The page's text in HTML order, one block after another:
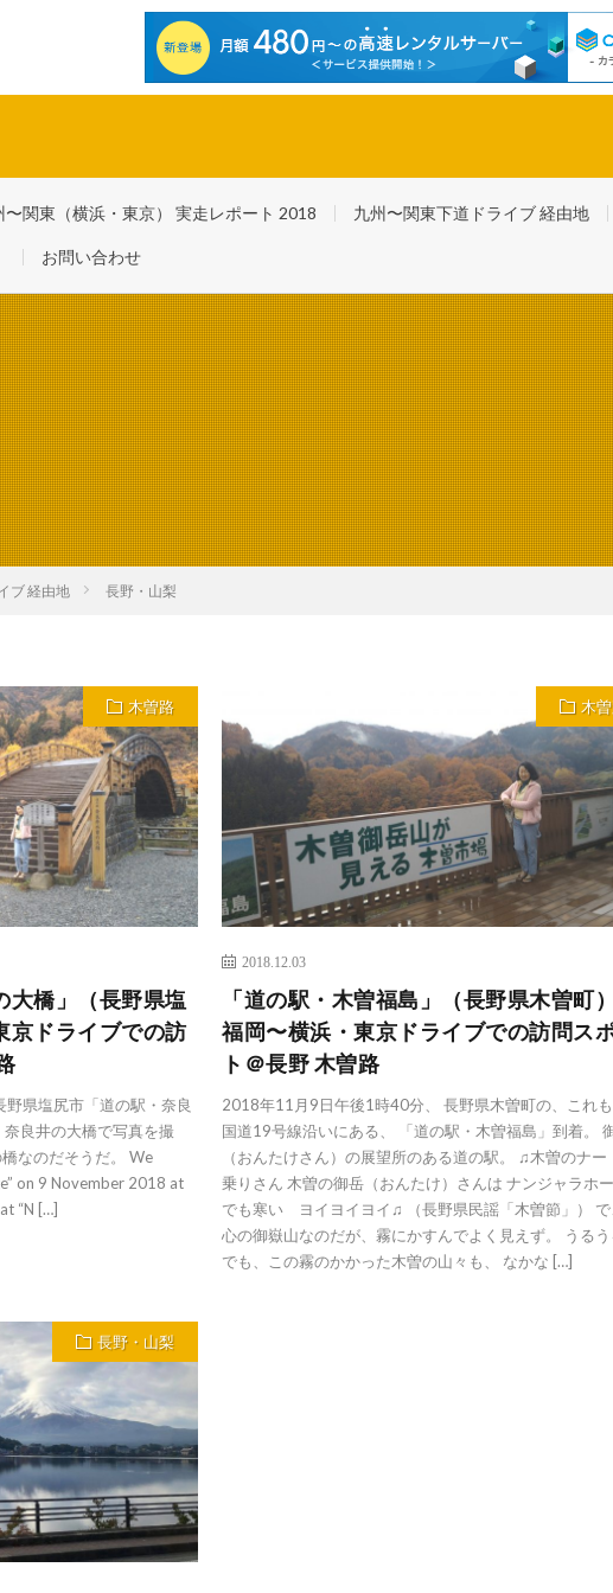
関東（横浜・東京） 実走レポート 2018 九州〜関東下道ドライブ 経由地
お問い合わせ
ブ 経由地 長野・山梨
木曽路
大橋」（長野県塩
ドライブでの訪
県塩尻市「道の駅・奈良
良井の大橋で写真を撮
なのだそうだ。 We
on 9 November 2018 at
“N […]
木
2018.12.03
「道の駅・木曽福島」（長野県木曽町
福岡〜横浜・東京ドライブでの訪問ス
ト＠長野 木曽路
2018年11月9日午後1時40分、 長野県木曽町の、これ
国道19号線沿いにある、 「道の駅・木曽福島」到着。
（おんたけさん）の展望所のある道の駅。 ♫木曽のナ
乗りさん 木曽の御岳（おんたけ）さんは ナンジャラホ
でも寒い ヨイヨイヨイ♫ （長野県民謡「木曽節」）
心の御嶽山なのだが、霧にかすんでよく見えず。 うるう
でも、この霧のかかった木曽の山々も、 なかな […]
長野・山梨